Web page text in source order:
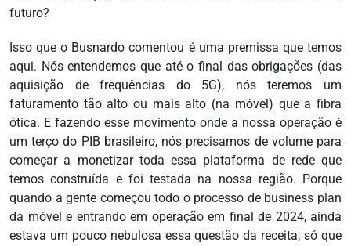
futuro?
Isso que o Busnardo comentou é uma premissa que temos
aqui. Nós entendemos que até o final das obrigações (das
aquisição de frequências do 5G), nós teremos um
faturamento tão alto ou mais alto (na móvel) que a fibra
ótica. E fazendo esse movimento onde a nossa operação é
um terço do PIB brasileiro, nós precisamos de volume para
começar a monetizar toda essa plataforma de rede que
temos construída e foi testada na nossa região. Porque
quando a gente começou todo o processo de business plan
da móvel e entrando em operação em final de 2024, ainda
estava um pouco nebulosa essa questão da receita, só que